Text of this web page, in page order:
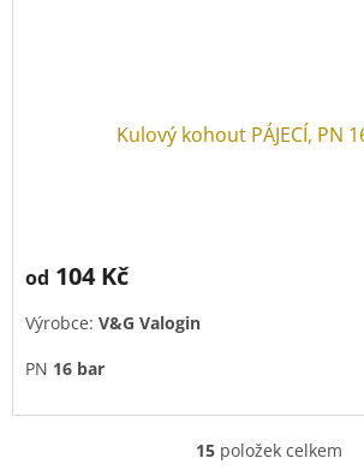
Kulový kohout PÁJECÍ, PN
od 104 Kč
Výrobce: V&G Valogin
PN 16 bar
O
15 položek celkem